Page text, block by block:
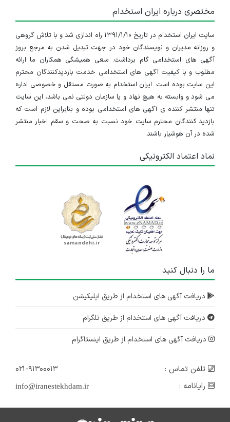
مختصری درباره ایران استخدام
سایت ایران استخدام در تاریخ ۱۳۹۱/۱/۱۰ راه اندازی شد و با تلاش گروهی
و روزانه مدیران و نویسندگان خود در جهت تبدیل شدن به مرجع بروز
آگهی های استخدامی گام برداشت. سعی همیشگی همکاران ما ارائه
مطلوب و با کیفیت آگهی های استخدامی خدمت بازدیدکنندگان محترم
این سایت بوده است. ایران استخدام به صورت مستقل و خصوصی اداره
می شود و وابسته به هیچ نهاد و یا سازمان دولتی نمی باشد، این سایت
تنها منتشر کننده ی آگهی های استخدامی بوده و بنابراین لازم است که
بازدید کنندگان محترم سایت خود نسبت به صحت و سقم اخبار منتشر
شده در آن هوشیار باشند.
نماد اعتماد الکترونیکی
ما را دنبال کنید
دریافت آگهی های استخدام از طریق اپلیکیشن
دریافت آگهی های استخدام از طریق تلگرام
دریافت آگهی های استخدام از طریق اینستاگرام
تلفن تماس :
۰۲۱-۹۱۳۰۰۰۱۳
رایانامه :
info@iranestekhdam.ir